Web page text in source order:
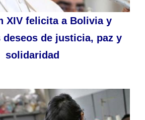
XIV felicita a Bolivia y
deseos de justicia, paz y
solidaridad